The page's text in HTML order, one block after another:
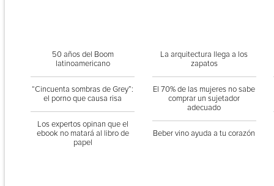
50 años del Boom
latinoamericano
“Cincuenta sombras de Grey”:
el porno que causa risa
Los expertos opinan que el
ebook no matará al libro de
papel
La arquitectura llega a los
zapatos
El 70% de las mujeres no sabe
comprar un sujetador
adecuado
Beber vino ayuda a tu corazón